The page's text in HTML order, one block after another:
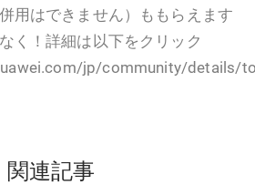
用はできません）ももらえます
く！詳細は以下をクリック
jp/community/details/
関連記事